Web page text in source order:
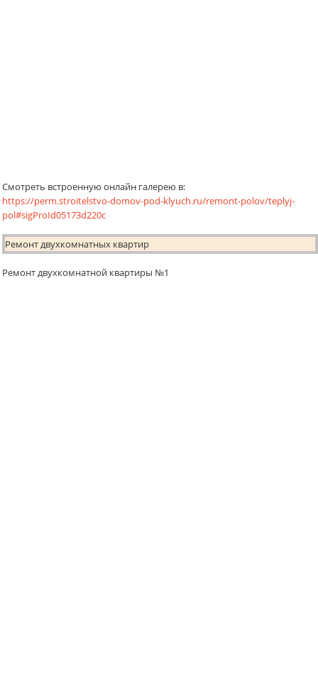
Смотреть встроенную онлайн галерею в:
https://perm.stroitelstvo-domov-pod-klyuch.ru/remont-polov/teplyj-
pol#sigProId05173d220c
Ремонт двухкомнатных квартир
Ремонт двухкомнатной квартиры №1